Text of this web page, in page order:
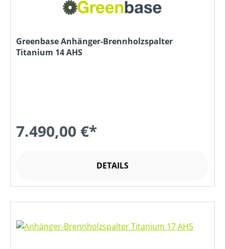
Greenbase Anhänger-Brennholzspalter
Titanium 14 AHS
7.490,00 €*
DETAILS